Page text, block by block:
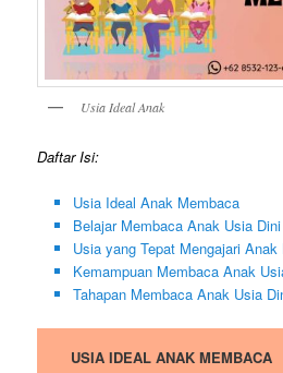
Usia Ideal Anak
Daftar Isi:
Usia Ideal Anak Membaca
Belajar Membaca Anak Usia Dini
Usia yang Tepat Mengajari Anak
Kemampuan Membaca Anak
Tahapan Membaca Anak Usia
USIA IDEAL ANAK MEMBACA